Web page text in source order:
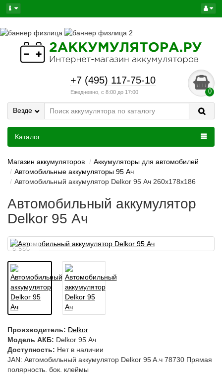
+7 (495) 117-75-10
Ежедневно, с 8:00 до 17:00 0
Везде
Каталог
Магазин аккумуляторов
Аккумуляторы для автомобилей
Автомобильные аккумуляторы 95 Ач
Автомобильный аккумулятор Delkor 95 Ач 260x178x186
Автомобильный аккумулятор
Delkor 95 Ач
5 950
Производитель: Delkor
Модель АКБ: Delkor 95 Ач
Доступность: Нет в наличии
JAN: Автомобильный аккумулятор Delkor 95 A.ч 78730 Прямая
полярность. бок. клеймы